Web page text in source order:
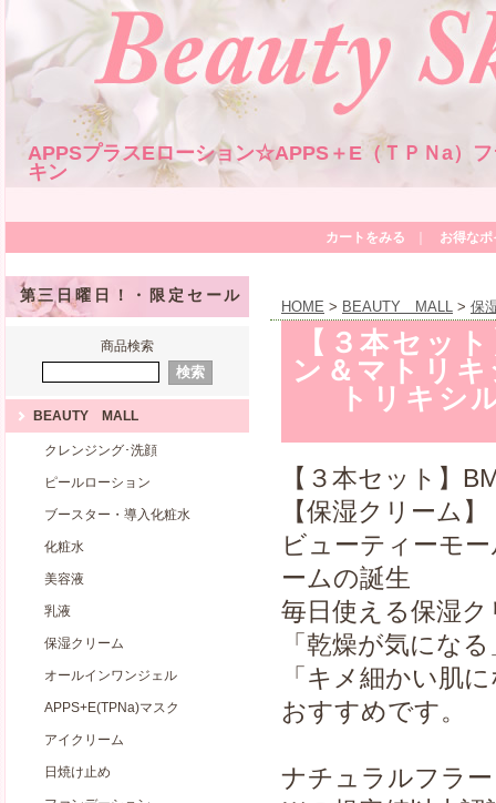
APPSプラスEローション☆APPS＋E（ＴＰＮa）
キン
カートをみる お得な
第三日曜日！・限定セール
商品検索
BEAUTY MALL
クレンジング･洗顔
ピールローション
ブースター・導入化粧水
化粧水
美容液
乳液
保湿クリーム
オールインワンジェル
APPS+E(TPNa)マスク
アイクリーム
日焼け止め
HOME > BEAUTY MALL > 保
【３本セッ
ン＆マトリ
トリキシ
【３本セット】
【保湿クリーム
ビューティーモ
ームの誕生
毎日使える保湿
「乾燥が気にな
「キメ細かい肌
おすすめです。
ナチュラルフラ